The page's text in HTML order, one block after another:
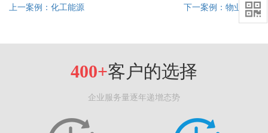
上一案例：化工能源 下一案例：物业后勤
400+客户的选择
企业服务量逐年递增态势
